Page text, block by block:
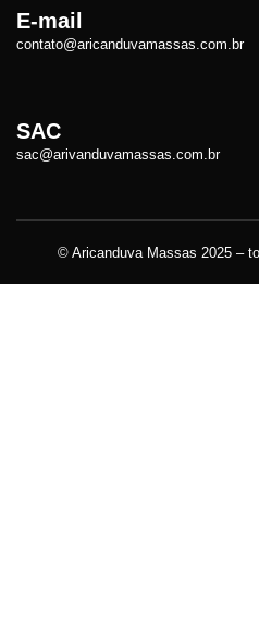
E-mail
contato@aricanduvamassas.com.br
SAC
sac@arivanduvamassas.com.br
© Aricanduva Massas 2025 –